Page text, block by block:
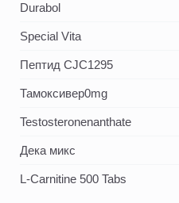
Durabol
Special Vita
Пептид CJC1295
Тамоксивер0mg
Testosteronenanthate
Дека микс
L-Carnitine 500 Tabs